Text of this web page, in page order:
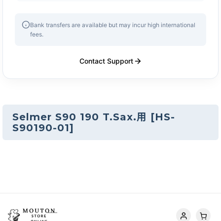
Selmer S90 190 T.Sax.用 [HS-
S90190-01]
Bank transfers are available but may incur high international
fees.
Contact Support